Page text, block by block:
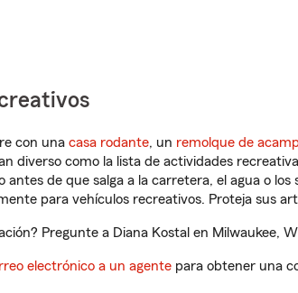
con una casa rodante, un remolque de
diverso como la lista de actividades
antes de que salga a la carretera, el agua o
para vehículos recreativos. Proteja sus
Pregunte a Diana Kostal en Milwaukee,
electrónico a un agente para obtener una